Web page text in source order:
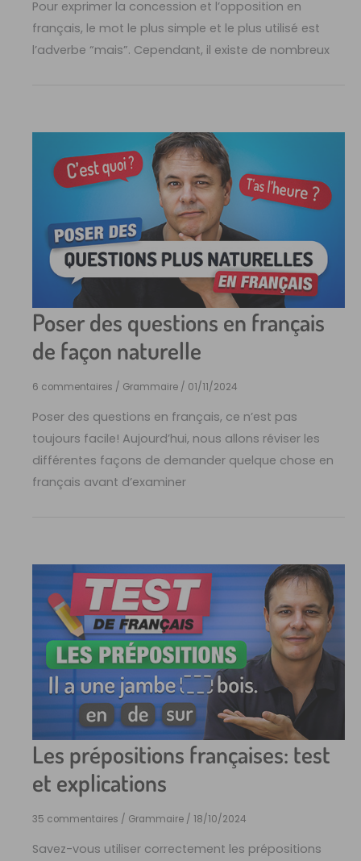
Pour exprimer la concession et l’opposition en
français, le mot le plus simple et le plus utilisé est
l’adverbe “mais”. Cependant, il existe de nombreux
Poser des questions en français
de façon naturelle
6 commentaires / Grammaire / 01/11/2024
Poser des questions en français, ce n’est pas
toujours facile! Aujourd’hui, nous allons réviser les
différentes façons de demander quelque chose en
français avant d’examiner
Les prépositions françaises: test
et explications
35 commentaires / Grammaire / 18/10/2024
Savez-vous utiliser correctement les prépositions